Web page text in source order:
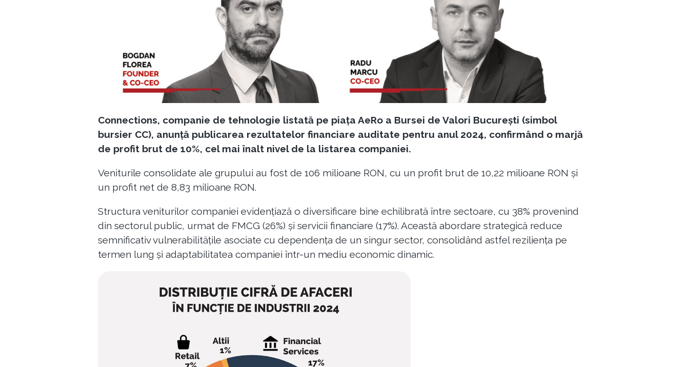
Connections, companie de tehnologie listată pe piața AeRo a Bursei de Valori București (simbol
bursier CC), anunță publicarea rezultatelor financiare auditate pentru anul 2024, confirmând o marjă
de profit brut de 10%, cel mai înalt nivel de la listarea companiei.
Veniturile consolidate ale grupului au fost de 106 milioane RON, cu un profit brut de 10,22 milioane RON și
un profit net de 8,83 milioane RON.
Structura veniturilor companiei evidențiază o diversificare bine echilibrată între sectoare, cu 38% provenind
din sectorul public, urmat de FMCG (26%) și servicii financiare (17%). Această abordare strategică reduce
semnificativ vulnerabilitățile asociate cu dependența de un singur sector, consolidând astfel reziliența pe
termen lung și adaptabilitatea companiei într-un mediu economic dinamic.